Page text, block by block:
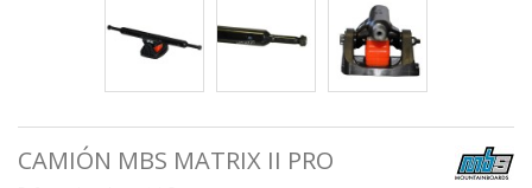
CAMIÓN MBS MATRIX II PRO